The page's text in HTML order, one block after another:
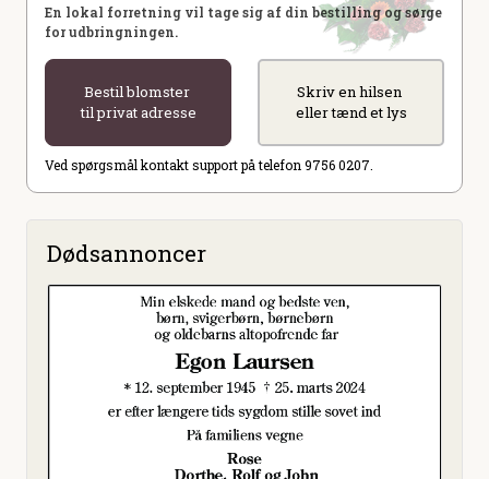
En lokal forretning vil tage sig af din bestilling og sørge
for udbringningen.
Bestil blomster
til privat adresse
Skriv en hilsen
eller tænd et lys
Ved spørgsmål kontakt support på telefon 9756 0207.
Dødsannoncer